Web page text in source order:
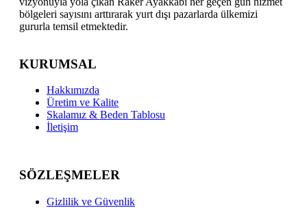
bölgeleri sayısını arttırarak yurt dışı pazarlarda ülkemizi
gururla temsil etmektedir.
KURUMSAL
Hakkımızda
Üretim ve Kalite
Skalamız & Beden Tablosu
İletişim
SÖZLEŞMELER
Gizlilik ve Güvenlik